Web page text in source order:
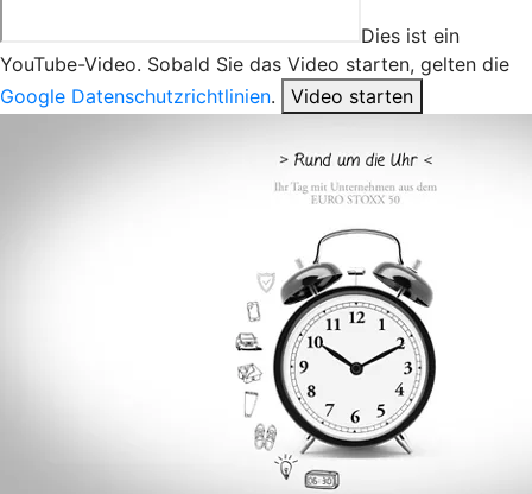
Dies ist ein
YouTube-Video. Sobald Sie das Video starten, gelten die
Google Datenschutzrichtlinien. Video starten